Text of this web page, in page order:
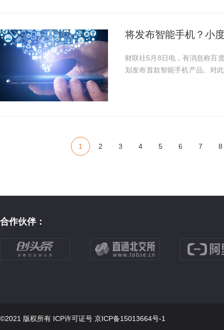
将发布智能手机？小
财联社5月8日电，有消息称百
划发布首款智能手机产品。对
1 2 3 4 5 6 7 8
合作伙伴：
©2021 版权所有 ICP许可证号 京ICP备15013664号-1